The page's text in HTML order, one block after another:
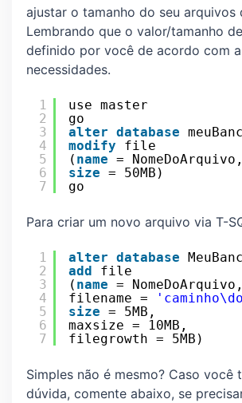
ajustar o tamanho do seu arquivos
Lembrando que o valor/tamanho
definido por você de acordo com
necessidades.
1
2
3
4
5
6
7
use master
go
alter database
modify
file
( name = NomeDoArquivo,
size = 50MB)
go
Para criar um novo arquivo via T-
1
2
3
4
5
6
7
alter database
add
file
( name = NomeDoArquivo,
filename =
size = 5MB,
maxsize = 10MB,
filegrowth = 5MB)
Simples não é mesmo? Caso você
dúvida, comente abaixo, se